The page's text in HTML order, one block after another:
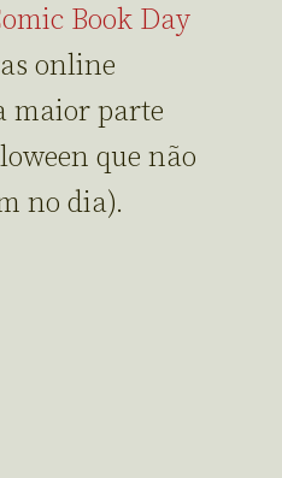
Book Day
online
maior parte
que não
no dia).